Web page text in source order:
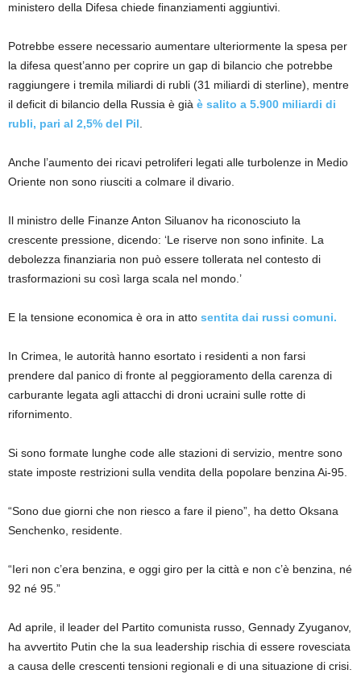
ministero della Difesa chiede finanziamenti aggiuntivi.
Potrebbe essere necessario aumentare ulteriormente la spesa per
la difesa quest’anno per coprire un gap di bilancio che potrebbe
raggiungere i tremila miliardi di rubli (31 miliardi di sterline), mentre
il deficit di bilancio della Russia è già è salito a 5.900 miliardi di
rubli, pari al 2,5% del Pil
Anche l’aumento dei ricavi petroliferi legati alle turbolenze in Medio
Oriente non sono riusciti a colmare il divario.
Il ministro delle Finanze Anton Siluanov ha riconosciuto la
crescente pressione, dicendo: ‘Le riserve non sono infinite. La
debolezza finanziaria non può essere tollerata nel contesto di
trasformazioni su così larga scala nel mondo.’
E la tensione economica è ora in atto sentita dai russi comuni.
In Crimea, le autorità hanno esortato i residenti a non farsi
prendere dal panico di fronte al peggioramento della carenza di
carburante legata agli attacchi di droni ucraini sulle rotte di
rifornimento.
Si sono formate lunghe code alle stazioni di servizio, mentre sono
state imposte restrizioni sulla vendita della popolare benzina Ai-95.
“Sono due giorni che non riesco a fare il pieno”, ha detto Oksana
Senchenko, residente.
“Ieri non c’era benzina, e oggi giro per la città e non c’è benzina, né
92 né 95.”
Ad aprile, il leader del Partito comunista russo, Gennady Zyuganov,
ha avvertito Putin che la sua leadership rischia di essere rovesciata
a causa delle crescenti tensioni regionali e di una situazione di crisi.